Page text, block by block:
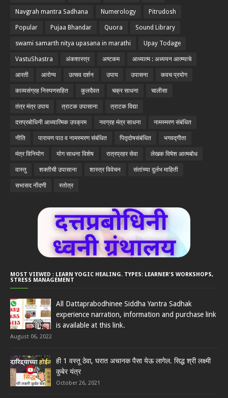
Navgrah mantra Sadhana Numerology Pitrudosh
Popular Pujaa Bhandar Quora Sound Library
swami samarth nitya upasana in marathi Upay Todage
VastuShastra अंकशास्त्र अष्टकम आध्यात्म : अध्ययन आत्म्याचे
आरती आरोग्य उत्सव दर्शन उपाय उपासना कवच प्रयोग
काव्यसंग्रह निरुपणसहित कुलदैवत चक्र साधना चालीसा
तंत्र मंत्र उपाय त्राटक उपासाना त्राटक विद्या
दत्तप्रबोधिनी आध्यात्मिक उपक्रम नवग्रह मंत्र साधना नामस्मरण संबंधित
नीति पारायण पाठ व नामस्मरण संबंधित पितृदोषसंबंधित भगवद्गीता
मंत्र विनियोग योग साधना विशेष रात्रप्रहर सेवा लेखक विषेश आत्मबोध
वास्तु शक्तीची उपासाना शास्त्र विवेचन संतांच्या दुर्लभ माहिती
सभासद नोंदणी स्तोत्र
MOST VIEWED : LEARN YOGIC HEALING. TYPES: LEARNER'S WORKSHOPS,
STRESS MANAGEMENT
All Dattaprabodhinee Siddha Yantra Sadhak
experience narration, information and purchase link
is available at this link.
August 06, 2022
ही 1 वस्तू ठेवा, घरात अचानक पैसा येऊ लागेल. सिद्ध श्री लक्ष्मी
कुबेर यंत्र
October 26, 2021